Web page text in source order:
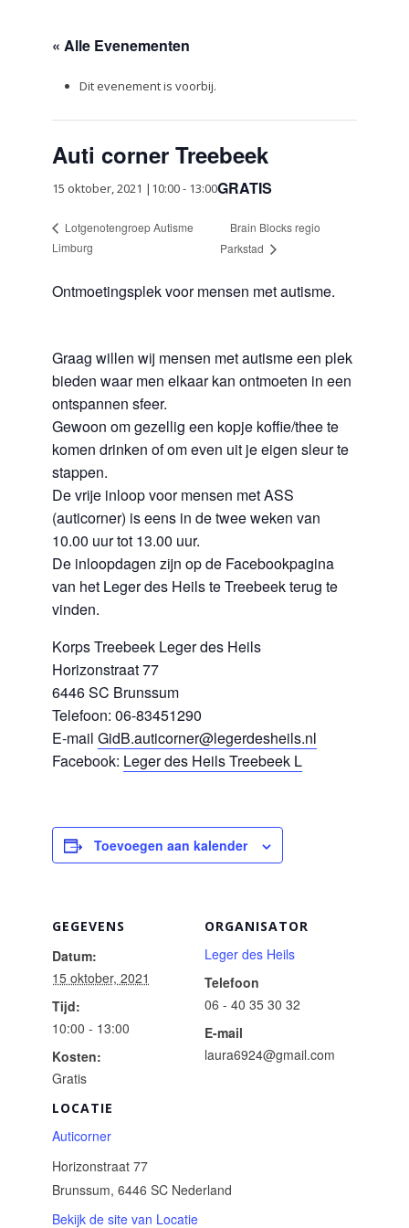
« Alle Evenementen
Dit evenement is voorbij.
Auti corner Treebeek
15 oktober, 2021 |10:00- 13:00GRATIS
Lotgenotengroep Autisme
Limburg
Brain Blocks regio
Parkstad
Ontmoetingsplek voor mensen met autisme.
Graag willen wij mensen met autisme een plek
bieden waar men elkaar kan ontmoeten in een
ontspannen sfeer.
Gewoon om gezellig een kopje koffie/thee te
komen drinken of om even uit je eigen sleur te
stappen.
De vrije inloop voor mensen met ASS
(auticorner) is eens in de twee weken van
10.00 uur tot 13.00 uur.
De inloopdagen zijn op de Facebookpagina
van het Leger des Heils te Treebeek terug te
vinden.
Korps Treebeek Leger des Heils
Horizonstraat 77
6446 SC Brunssum
Telefoon: 06-83451290
E-mail GidB.auticorner@legerdesheils.nl
Facebook: Leger des Heils Treebeek L
Toevoegen aan kalender
GEGEVENS
Datum:
15 oktober, 2021
Tijd:
10:00 - 13:00
Kosten:
Gratis
LOCATIE
Auticorner
Horizonstraat 77
Brunssum, 6446 SC Nederland
Bekijk de site van Locatie
ORGANISATOR
Leger des Heils
Telefoon
06 - 40 35 30 32
E-mail
laura6924@gmail.com